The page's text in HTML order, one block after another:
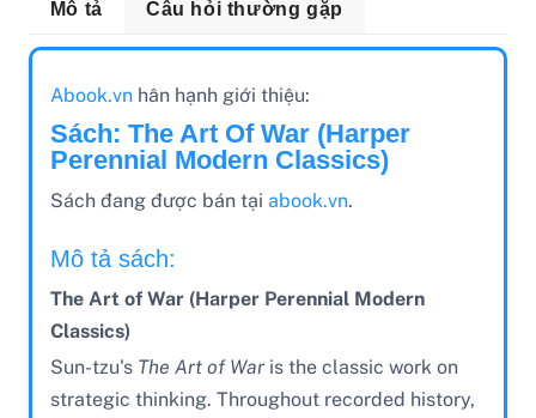
Mô tả Câu hỏi thường gặp
Abook.vnhân hạnh giới thiệu:
Sách: The Art Of War (Harper
Perennial Modern Classics)
Sách đang được bán tại abook.vn.
Mô tả sách:
The Art of War (Harper Perennial Modern
Classics)
Sun-tzu's The Art of Waris the classic work on
strategic thinking. Throughout recorded history,